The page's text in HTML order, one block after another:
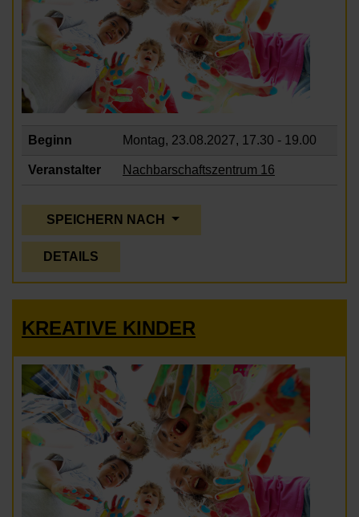
Beginn Montag, 23.08.2027, 17.30 - 19.00
Veranstalter Nachbarschaftszentrum 16
SPEICHERN NACH
DETAILS
KREATIVE KINDER